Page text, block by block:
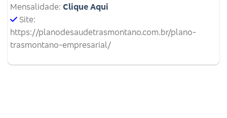
Mensalidade: Clique Aqui
Site:
https://planodesaudetrasmontano.com.br/plano-
trasmontano-empresarial/